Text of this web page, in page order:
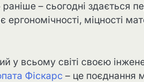
– сьогодні здається
ергономічності, міцності
у всьому світі своєю
Фіскарс – це поєднання